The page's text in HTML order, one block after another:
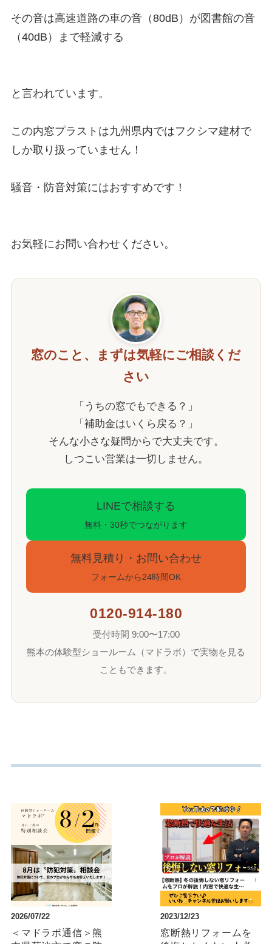
その音は高速道路の車の音（80dB）が図書館の音
（40dB）まで軽減する
と言われています。
この内窓プラストは九州県内ではフクシマ建材で
しか取り扱っていません！
騒音・防音対策にはおすすめです！
お気軽にお問い合わせください。
窓のこと、まずは気軽にご相談くだ
さい
「うちの窓でもできる？」
「補助金はいくら戻る？」
そんな小さな疑問からで大丈夫です。
しつこい営業は一切しません。
LINEで相談する
無料・30秒でつながります
無料見積り・お問い合わせ
フォームから24時間OK
0120-914-180
受付時間 9:00〜17:00
熊本の体験型ショールーム（マドラボ）で実物を見る
こともできます。
2026/07/22
＜マドラボ通信＞熊
2023/12/23
窓断熱リフォームを